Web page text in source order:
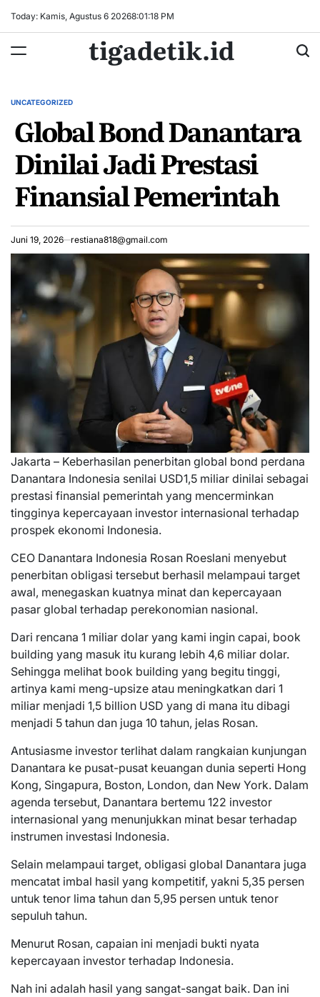
Today: Kamis, Agustus 6 20268:01:18 PM
tigadetik.id
POSTED
UNCATEGORIZED
Global Bond Danantara
Dinilai Jadi Prestasi
Finansial Pemerintah
Juni 19, 2026 restiana818@gmail.com
Jakarta – Keberhasilan penerbitan global bond perdana
Danantara Indonesia senilai USD1,5 miliar dinilai sebagai
prestasi finansial pemerintah yang mencerminkan
tingginya kepercayaan investor internasional terhadap
prospek ekonomi Indonesia.
CEO Danantara Indonesia Rosan Roeslani menyebut
penerbitan obligasi tersebut berhasil melampaui target
awal, menegaskan kuatnya minat dan kepercayaan
pasar global terhadap perekonomian nasional.
Dari rencana 1 miliar dolar yang kami ingin capai, book
building yang masuk itu kurang lebih 4,6 miliar dolar.
Sehingga melihat book building yang begitu tinggi,
artinya kami meng-upsize atau meningkatkan dari 1
miliar menjadi 1,5 billion USD yang di mana itu dibagi
menjadi 5 tahun dan juga 10 tahun, jelas Rosan.
Antusiasme investor terlihat dalam rangkaian kunjungan
Danantara ke pusat-pusat keuangan dunia seperti Hong
Kong, Singapura, Boston, London, dan New York. Dalam
agenda tersebut, Danantara bertemu 122 investor
internasional yang menunjukkan minat besar terhadap
instrumen investasi Indonesia.
Selain melampaui target, obligasi global Danantara juga
mencatat imbal hasil yang kompetitif, yakni 5,35 persen
untuk tenor lima tahun dan 5,95 persen untuk tenor
sepuluh tahun.
Menurut Rosan, capaian ini menjadi bukti nyata
kepercayaan investor terhadap Indonesia.
Nah ini adalah hasil yang sangat-sangat baik. Dan ini